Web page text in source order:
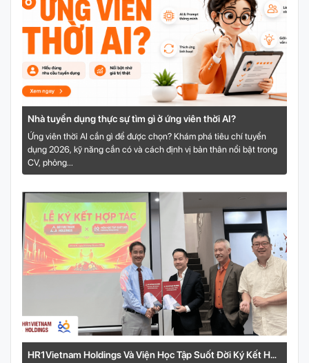
Nhà tuyển dụng thực sự tìm gì ở ứng viên thời AI?
Ứng viên thời AI cần gì để được chọn? Khám phá tiêu chí tuyển
dụng 2026, kỹ năng cần có và cách định vị bản thân nổi bật trong
CV, phỏng...
HR1Vietnam Holdings Và Viện Học Tập Suốt Đời Ký Kết Hợp